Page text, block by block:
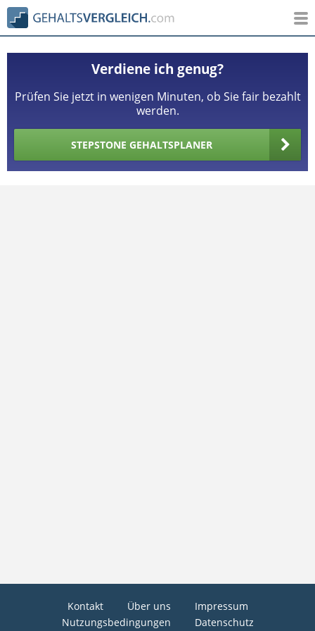
Verdiene ich genug?
Prüfen Sie jetzt in wenigen Minuten, ob Sie fair bezahlt
werden.
STEPSTONE GEHALTSPLANER
Kontakt Über uns
Impressum
Nutzungsbedingungen
Datenschutz